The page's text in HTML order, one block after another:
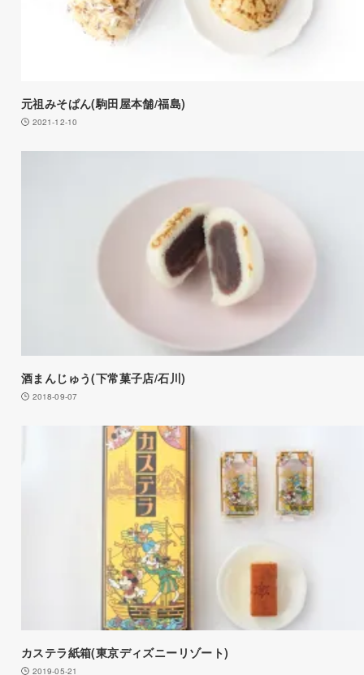
元祖みそぱん(駒田屋本舗/福島)
2021-12-10
酒まんじゅう(下常菓子店/石川)
2018-09-07
カステラ紙箱(東京ディズニーリゾート)
2019-05-21